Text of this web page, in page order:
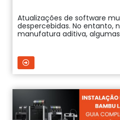
Atualizações de software
despercebidas. No entanto,
manufatura aditiva,